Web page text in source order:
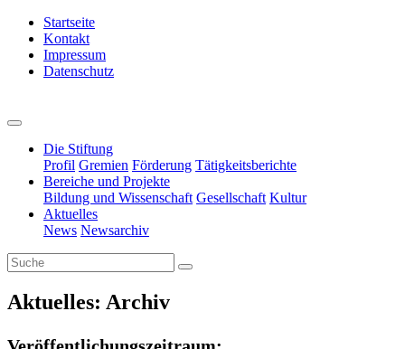
Startseite
Kontakt
Impressum
Datenschutz
Die Stiftung
Profil Gremien Förderung Tätigkeitsberichte
Bereiche und Projekte
Bildung und Wissenschaft Gesellschaft Kultur
Aktuelles
News Newsarchiv
Aktuelles: Archiv